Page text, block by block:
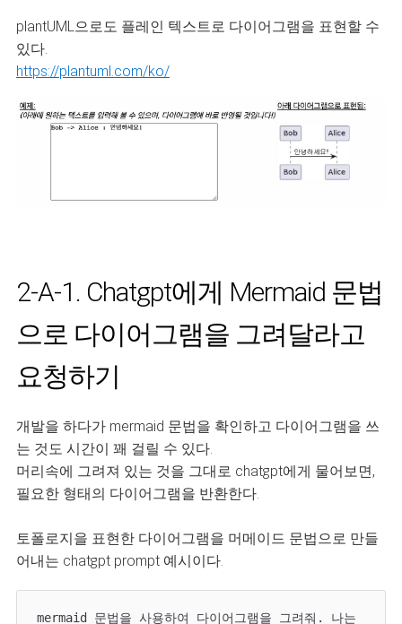
plantUML으로도 플레인 텍스트로 다이어그램을 표현할 수
있다.
https://plantuml.com/ko/
2-A-1. Chatgpt에게 Mermaid 문법
으로 다이어그램을 그려달라고
요청하기
개발을 하다가 mermaid 문법을 확인하고 다이어그램을 쓰
는 것도 시간이 꽤 걸릴 수 있다.
머리속에 그려져 있는 것을 그대로 chatgpt에게 물어보면,
필요한 형태의 다이어그램을 반환한다.
토폴로지을 표현한 다이어그램을 머메이드 문법으로 만들
어내는 chatgpt prompt 예시이다.
mermaid 문법을 사용하여 다이어그램을 그려줘. 나는